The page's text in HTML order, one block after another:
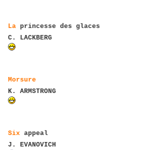
La princesse des glaces
C. LACKBERG
Morsure
K. ARMSTRONG
Six appeal
J. EVANOVICH